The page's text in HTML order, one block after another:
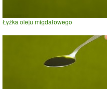
Łyżka oleju migdałowego